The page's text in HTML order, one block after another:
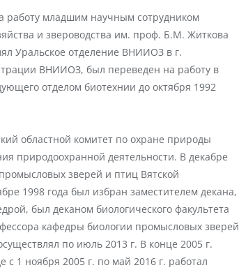
работу младшим научным сотрудником
и звероводства им. проф. Б.М. Житкова
Уральское отделение ВНИИОЗ в г.
ВНИИОЗ, был переведен на работу в
отделом биотехнии до октября 1992
областной комитет по охране природы
природоохранной деятельности. В декабре
зверей и птиц Вятской
1998 года был избран заместителем декана,
был деканом биологического факультета
кафедры биологии промысловых зверей
по июль 2013 г. В конце 2005 г.
1 ноября 2005 г. по май 2016 г. работал